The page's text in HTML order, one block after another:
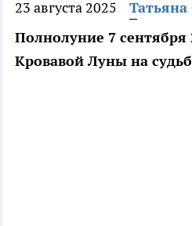
23 августа 2025
Татьяна
Полнолуние 7 сентября
Кровавой Луны на